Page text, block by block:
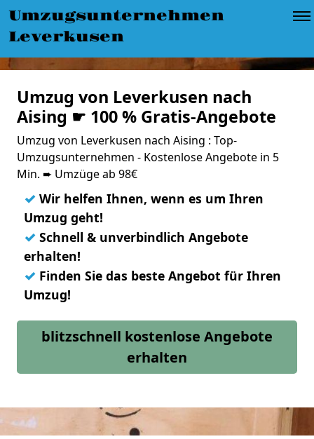
Umzugsunternehmen
Leverkusen
Umzug von Leverkusen nach
Aising ☛ 100 % Gratis-Angebote
Umzug von Leverkusen nach Aising : Top-
Umzugsunternehmen - Kostenlose Angebote in 5
Min. ➨ Umzüge ab 98€
✓ Wir helfen Ihnen, wenn es um Ihren
Umzug geht!
✓ Schnell & unverbindlich Angebote
erhalten!
✓ Finden Sie das beste Angebot für Ihren
Umzug!
blitzschnell kostenlose Angebote
erhalten